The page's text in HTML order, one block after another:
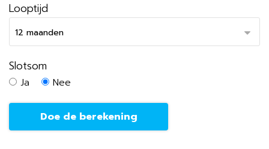
Looptijd
Slotsom
Ja Nee
Doe de berekening